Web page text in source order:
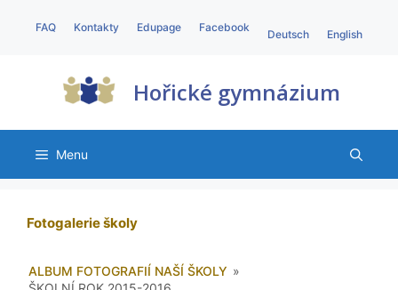
FAQ Kontakty Edupage Facebook
Deutsch English
Hořické gymnázium
Menu
Fotogalerie školy
ALBUM FOTOGRAFIÍ NAŠÍ ŠKOLY »